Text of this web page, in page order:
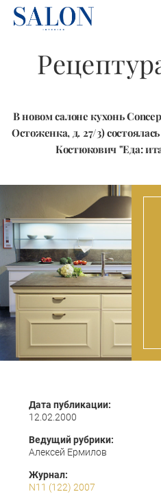
В новом салоне кухонь
Остоженка, д. 27/3)
Костюкович "Еда:
Дата публикации:
12.02.2000
Ведущий рубрики:
Алексей Ермилов
Журнал:
N11 (122) 2007